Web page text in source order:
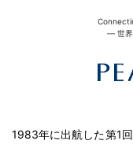
― 世界
1983年に出航した第1